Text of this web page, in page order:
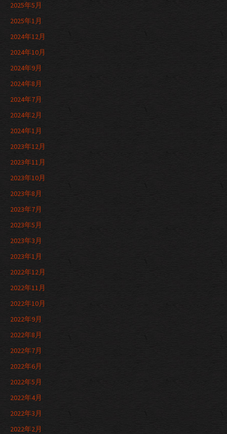
2025年5月
2025年1月
2024年12月
2024年10月
2024年9月
2024年8月
2024年7月
2024年2月
2024年1月
2023年12月
2023年11月
2023年10月
2023年8月
2023年7月
2023年5月
2023年3月
2023年1月
2022年12月
2022年11月
2022年10月
2022年9月
2022年8月
2022年7月
2022年6月
2022年5月
2022年4月
2022年3月
2022年2月